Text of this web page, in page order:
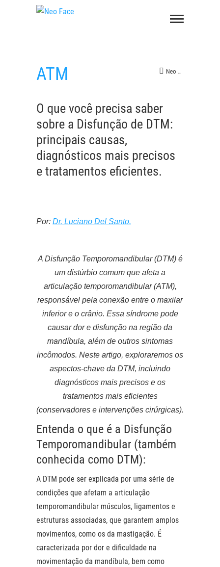
Face
ATM Neo Face
O que você precisa saber
sobre a Disfunção de DTM:
principais causas,
diagnósticos mais precisos
e tratamentos eficientes.
Por: Dr. Luciano Del Santo.
A Disfunção Temporomandibular (DTM) é
um distúrbio comum que afeta a
articulação temporomandibular (ATM),
responsável pela conexão entre o maxilar
inferior e o crânio. Essa síndrome pode
causar dor e disfunção na região da
mandíbula, além de outros sintomas
incômodos. Neste artigo, exploraremos os
aspectos-chave da DTM, incluindo
diagnósticos mais precisos e os
tratamentos mais eficientes
(conservadores e intervenções cirúrgicas).
Entenda o que é a Disfunção
Temporomandibular (também
conhecida como DTM):
A DTM pode ser explicada por uma série de
condições que afetam a articulação
temporomandibular músculos, ligamentos e
estruturas associadas, que garantem amplos
movimentos, como os da mastigação. É
caracterizada por dor e dificuldade na
movimentação da mandíbula, bem como